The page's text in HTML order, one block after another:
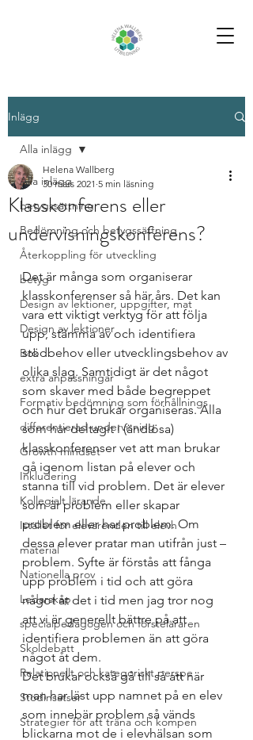
Inlägg
Alla inlägg
betygssättning
Bedömning och betygssättning
Återkoppling för utveckling
betyg
Design av lektioner, uppgifter, mat
Design av lektioner
Bok
extra anpassningar
Formativ bedömning som förhållnings
differentierad undervisning
Growth mindset
Inkludering
Kollegialt lärande
Istället för elevärenden till elevh
material
Nationella prov
Ledarskap
specialpedagogen och försteläraren
Skoldebatt
Relationellt och kategoriskt perspe
Stödinsatser
Strategier för att träna och kompen
Alla inlägg
Klasskonferens eller
undervisningskonferens?
Helena Wallberg
30 mars 2021 5 min läsning
Det är många som organiserar
klasskonferenser så här års. Det kan
vara ett viktigt verktyg för att följa
upp, stämma av och identifiera
stödbehov eller utvecklingsbehov av
olika slag. Samtidigt är det något
som skaver med både begreppet
och hur det brukar organiseras. Alla
som har deltagit i (ändlösa)
klasskonferenser vet att man brukar
gå igenom listan på elever och
stanna till vid problem. Det är elever
som är problem eller skapar
problem eller har problem. Om
dessa elever pratar man utifrån just –
problem. Syfte är förstås att fånga
upp problem i tid och att göra
något åt det i tid men jag tror nog
att vi är generellt bättre på att
identifiera problemen än att göra
något åt dem.
Det brukar också gå till så att när
man har läst upp namnet på en elev
som innebär problem så vänds
blickarna mot de i elevhälsan som